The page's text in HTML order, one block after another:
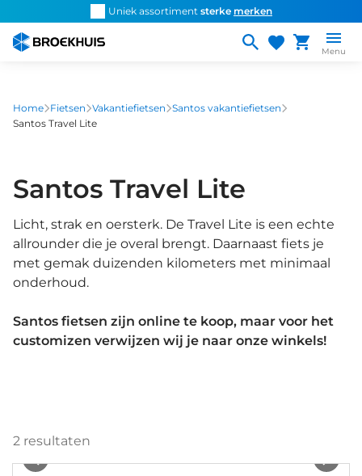
naar
gaan
Uniek assortiment sterke merken
Menu
Home Fietsen Vakantiefietsen Santos vakantiefietsen
Santos Travel Lite
Santos Travel Lite
Licht, strak en oersterk. De Travel Lite is een echte
allrounder die je overal brengt. Daarnaast fiets je
met gemak duizenden kilometers met minimaal
onderhoud.
Santos fietsen zijn online te koop, maar voor het
customizen verwijzen wij je naar onze winkels!
2 resultaten